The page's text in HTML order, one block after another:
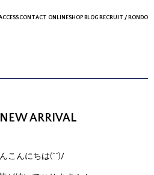
CONTACT ONLINESHOP BLOG RECRUIT / RONDO
ARRIVAL
こんにちは(^^)/